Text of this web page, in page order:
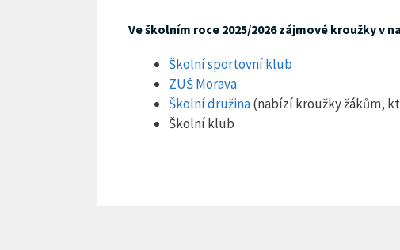
Ve školním roce 2025/2026 zájmové kroužky v
Školní sportovní klub
ZUŠ Morava
Školní družina(nabízí kroužky žákům,
Školní klub